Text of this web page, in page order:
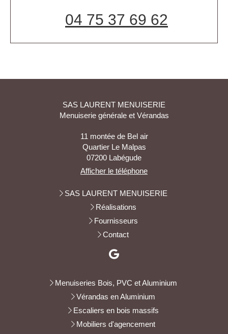
04 75 37 69 62
SAS LAURENT MENUISERIE
Menuiserie générale et Vérandas
11 montée de Bel air
Quartier Le Malpas
07200 Labégude
Afficher le téléphone
SAS LAURENT MENUISERIE
Réalisations
Fournisseurs
Contact
Menuiseries Bois, PVC et Aluminium
Vérandas en Aluminium
Escaliers en bois massifs
Mobiliers d'agencement